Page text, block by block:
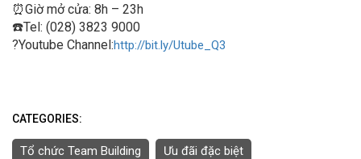
⏰Giờ mở cửa: 8h – 23h
☎️Tel: (028) 3823 9000
?Youtube Channel:http://bit.ly/Utube_Q3
CATEGORIES:
Tổ chức Team Building Ưu đãi đặc biệt